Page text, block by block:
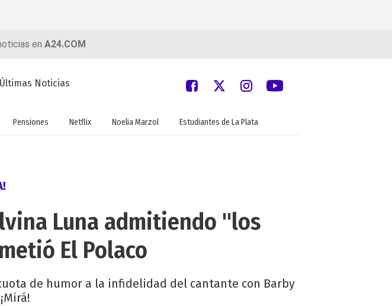
en A24.COM
Últimas Noticias
Pensiones Netflix Noelia Marzol Estudiantes de La Plata
Luna admitiendo "los
El Polaco
de humor a la infidelidad del cantante con Barby